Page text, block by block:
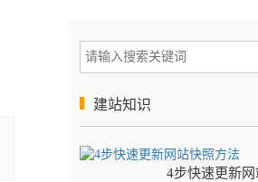
建站知识
4步快速更新